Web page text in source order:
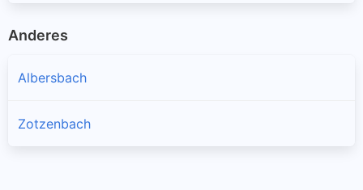
Anderes
Albersbach
Zotzenbach